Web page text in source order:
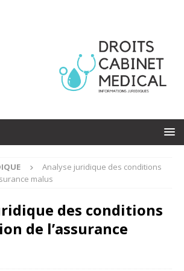
Analyse juridique des conditions
malus
des conditions
de l’assurance